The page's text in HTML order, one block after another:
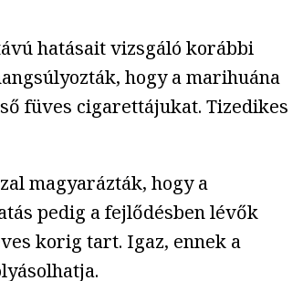
hatásait vizsgáló korábbi
hogy a marihuána
füves cigarettájukat. Tizedikes
magyarázták, hogy a
pedig a fejlődésben lévők
korig tart. Igaz, ennek a